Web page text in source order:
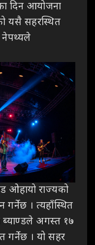
दिन आयोजना
यसै सहरस्थित
ओहायो राज्यको
गर्नेछ । त्यहाँस्थित
ब्याण्डले अगस्त १७
गर्नेछ । यो सहर